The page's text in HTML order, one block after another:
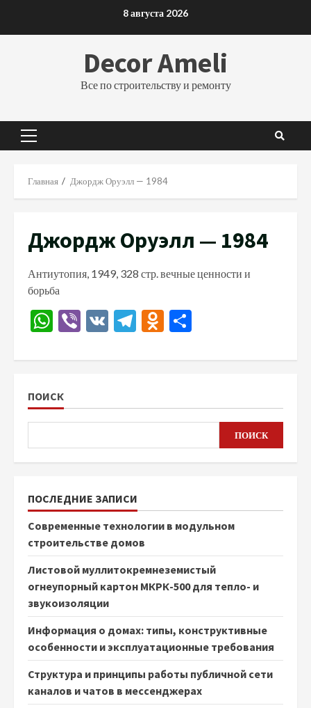
8 августа 2026
Decor Ameli
Все по строительству и ремонту
Основное
Главная Джордж Оруэлл — 1984
Джордж Оруэлл — 1984
Антиутопия, 1949, 328 стр. вечные ценности и
борьба
WhatsApp
Viber
VK Telegram
Odnoklassniki
ПОИСК
ПОИСК
ПОСЛЕДНИЕ ЗАПИСИ
Современные технологии в модульном
строительстве домов
Листовой муллитокремнеземистый
огнеупорный картон МКРК-500 для тепло- и
звукоизоляции
Информация о домах: типы, конструктивные
особенности и эксплуатационные требования
Структура и принципы работы публичной сети
каналов и чатов в мессенджерах